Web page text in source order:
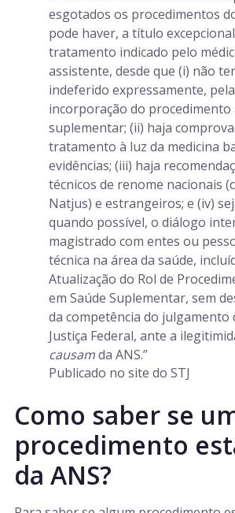
esgotados os procedimentos
pode haver, a título
tratamento indicado pelo
assistente, desde que (i) não
indeferido expressamente, pela
incorporação do procedimento
suplementar; (ii) haja
tratamento à luz da medicina
evidências; (iii) haja
técnicos de renome nacionais
Natjus) e estrangeiros; e (iv)
quando possível, o diálogo
magistrado com entes ou
técnica na área da saúde,
Atualização do Rol de
em Saúde Suplementar, sem
da competência do julgamento
Justiça Federal, ante a
causamda ANS.”
Publicado no site do STJ
Como saber se
procedimento
da ANS?